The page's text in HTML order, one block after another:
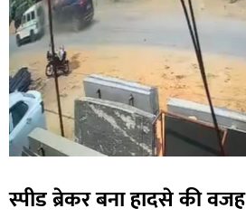
स्पीड ब्रेकर बना हादसे की वजह